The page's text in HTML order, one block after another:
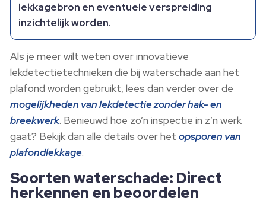
lekkagebron en eventuele verspreiding
inzichtelijk worden.
Als je meer wilt weten over innovatieve
lekdetectietechnieken die bij waterschade aan het
plafond worden gebruikt, lees dan verder over de
mogelijkheden van lekdetectie zonder hak- en
breekwerk. Benieuwd hoe zo’n inspectie in z’n werk
gaat? Bekijk dan alle details over hetopsporen van
plafondlekkage.
Soorten waterschade: Direct
herkennen en beoordelen